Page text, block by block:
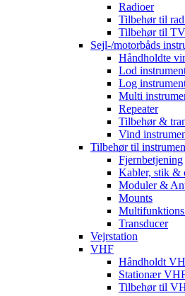
Radioer
Tilbehør til
Tilbehør til TV
Sejl-/motorbåds
Håndholdte
Lod
Log
Multi
Repeater
Tilbehør &
Vind
Tilbehør til
Fjernbetjening
Kabler, stik &
Moduler &
Mounts
Transducer
Vejrstation
VHF
Håndholdt
Stationær
Tilbehør til